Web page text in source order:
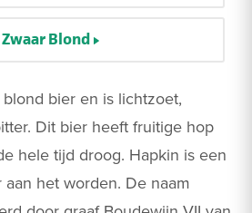
bier en is lichtzoet,
Dit bier heeft fruitige hop
hele tijd droog. Hapkin is een
het worden. De naam
Blond